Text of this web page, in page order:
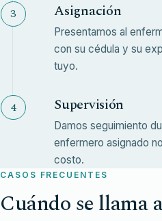
Asignación
Presentamos al
con su cédula y su
tuyo.
Supervisión
Damos seguimiento
enfermero asignado
costo.
CASOS FRECUENTES
Cuándo se llama